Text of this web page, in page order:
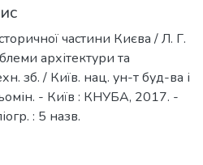
частини Києва / Л. Г.
архітектури та
зб. / Київ. нац. ун-т буд-ва і
- Київ : КНУБА, 2017. -
: 5 назв.